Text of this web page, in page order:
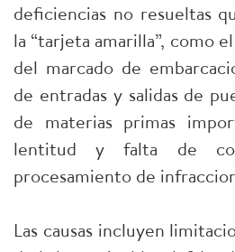
deficiencias no resueltas
la “tarjeta amarilla”, como
del marcado de
de entradas y salidas de
de materias primas
lentitud y falta de
procesamiento de
Las causas incluyen